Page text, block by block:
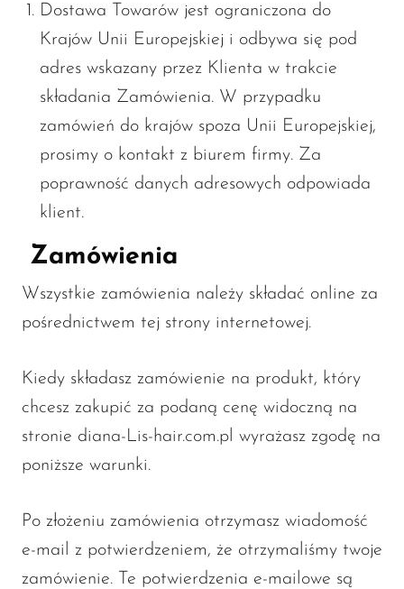
Dostawa Towarów jest ograniczona do
Krajów Unii Europejskiej i odbywa się pod
adres wskazany przez Klienta w trakcie
składania Zamówienia. W przypadku
zamówień do krajów spoza Unii Europejskiej,
prosimy o kontakt z biurem firmy. Za
poprawność danych adresowych odpowiada
klient.
Zamówienia
Wszystkie zamówienia należy składać online za
pośrednictwem tej strony internetowej.
Kiedy składasz zamówienie na produkt, który
chcesz zakupić za podaną cenę widoczną na
stronie diana-Lis-hair.com.pl wyrażasz zgodę na
poniższe warunki.
Po złożeniu zamówienia otrzymasz wiadomość
e-mail z potwierdzeniem, że otrzymaliśmy twoje
zamówienie. Te potwierdzenia e-mailowe są